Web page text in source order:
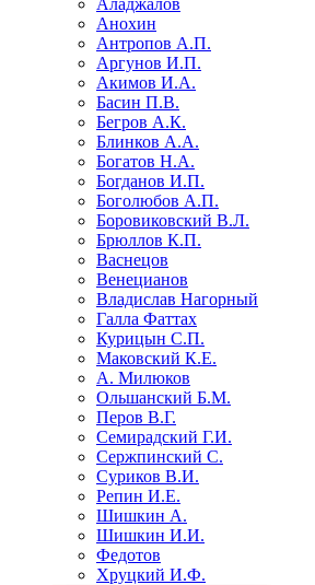
Аладжалов
Анохин
Антропов А.П.
Аргунов И.П.
Акимов И.А.
Басин П.В.
Бегров А.К.
Блинков А.А.
Богатов Н.А.
Богданов И.П.
Боголюбов А.П.
Боровиковский В.Л.
Брюллов К.П.
Васнецов
Венецианов
Владислав Нагорный
Галла Фаттах
Курицын С.П.
Маковский К.Е.
А. Милюков
Ольшанский Б.М.
Перов В.Г.
Семирадский Г.И.
Сержпинский С.
Суриков В.И.
Репин И.Е.
Шишкин А.
Шишкин И.И.
Федотов
Хруцкий И.Ф.